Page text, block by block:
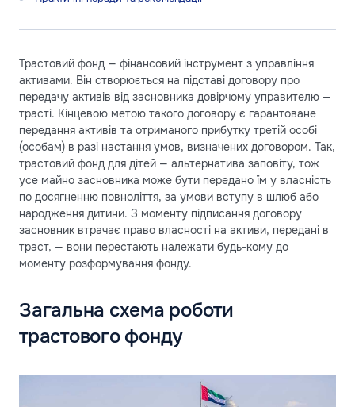
Трастовий фонд — фінансовий інструмент з управління
активами. Він створюється на підставі договору про
передачу активів від засновника довірчому управителю —
трасті. Кінцевою метою такого договору є гарантоване
передання активів та отриманого прибутку третій особі
(особам) в разі настання умов, визначених договором. Так,
трастовий фонд для дітей — альтернатива заповіту, тож
усе майно засновника може бути передано їм у власність
по досягненню повноліття, за умови вступу в шлюб або
народження дитини. З моменту підписання договору
засновник втрачає право власності на активи, передані в
траст, — вони перестають належати будь-кому до
моменту розформування фонду.
Загальна схема роботи
трастового фонду